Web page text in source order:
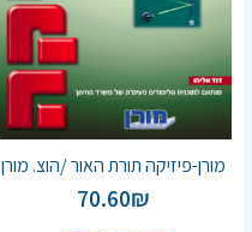
מורן-פיזיקה תורת האור /הוצ. מורן
70.60₪